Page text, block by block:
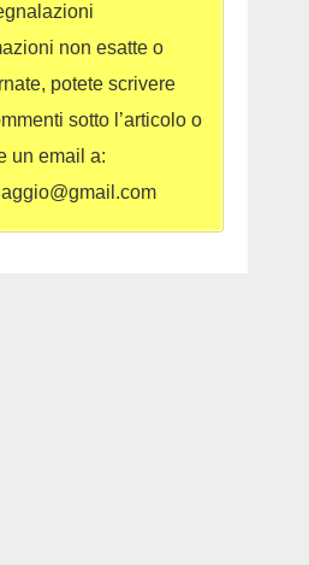
non esatte o
potete scrivere
sotto l’articolo o
un email a: